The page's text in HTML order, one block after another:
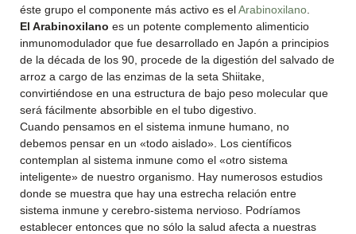
éste grupo el componente más activo es elArabinoxilano
El Arabinoxilano es un potente complemento alimenticio
inmunomodulador que fue desarrollado en Japón a principios
de la década de los 90, procede de la digestión del salvado de
arroz a cargo de las enzimas de la seta Shiitake,
convirtiéndose en una estructura de bajo peso molecular que
será fácilmente absorbible en el tubo digestivo.
Cuando pensamos en el sistema inmune humano, no
debemos pensar en un «todo aislado». Los científicos
contemplan al sistema inmune como el «otro sistema
inteligente» de nuestro organismo. Hay numerosos estudios
donde se muestra que hay una estrecha relación entre
sistema inmune y cerebro-sistema nervioso. Podríamos
establecer entonces que no sólo la salud afecta a nuestras